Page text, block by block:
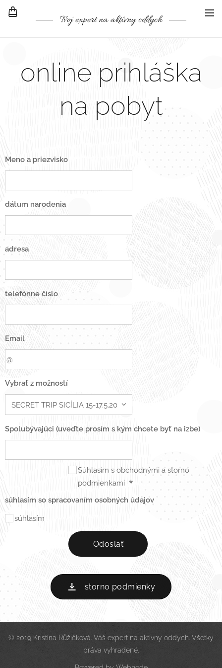
Tvoj expert na aktívny oddych
online prihláška
na pobyt
Meno a priezvisko
dátum narodenia
adresa
telefónne číslo
Email
Vybrať z možností
Spolubývajúci (uveďte prosím s kým chcete byť na izbe)
Súhlasím s obchodnými a storno
podmienkami
súhlasím so spracovaním osobných údajov
súhlasím
Odoslať
storno podmienky
© 2019 Kristína Růžičková. Váš expert na aktívny oddych. Všetky
práva vyhradené.